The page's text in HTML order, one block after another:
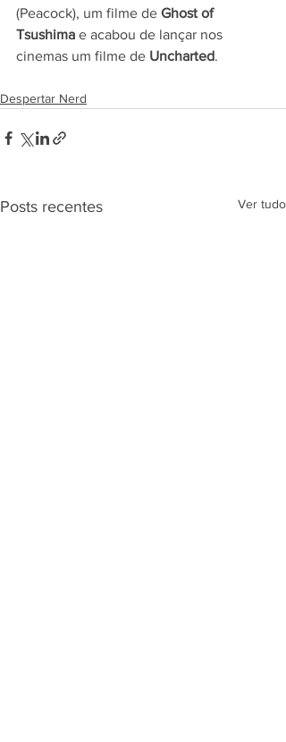
(Peacock), um filme de Ghost of
Tsushima e acabou de lançar nos
cinemas um filme de Uncharted.
Despertar Nerd
Posts recentes Ver tudo